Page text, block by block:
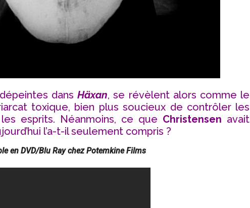
dansHäxan, se révèlent alors comme le
toxique, bien plus soucieux de contrôler les
esprits. Néanmoins, ce que Christensen avait
l’a-t-il seulement compris ?
en DVD/Blu Ray chez Potemkine Films